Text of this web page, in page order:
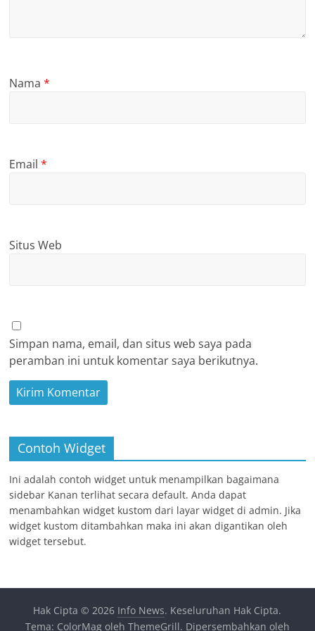
Nama*
Email*
Situs Web
Simpan nama, email, dan situs web saya pada
peramban ini untuk komentar saya berikutnya.
Contoh Widget
Ini adalah contoh widget untuk menampilkan bagaimana
sidebar Kanan terlihat secara default. Anda dapat
menambahkan widget kustom dari layar widget di admin. Jika
widget kustom ditambahkan maka ini akan digantikan oleh
widget tersebut.
Hak Cipta © 2026 Info News. Keseluruhan Hak Cipta.
Tema: ColorMagoleh ThemeGrill. Dipersembahkan oleh